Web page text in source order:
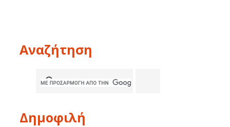
Αναζήτηση
Δημοφιλή